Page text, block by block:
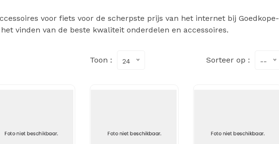
voor fiets voor de scherpste prijs van het internet bij Goedkope-
vinden van de beste kwaliteit onderdelen en accessoires.
Toon : 24 Sorteer op : --